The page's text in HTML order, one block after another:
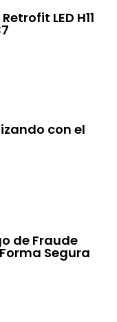
LED H11
con el
de Fraude
Segura